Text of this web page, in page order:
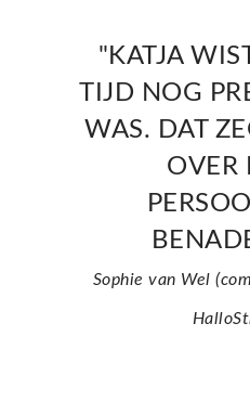
"KATJA
TIJD NOG
WAS. DAT
OVER
Sophie van Wel